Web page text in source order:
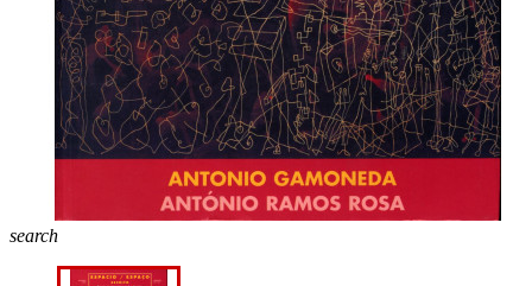
search